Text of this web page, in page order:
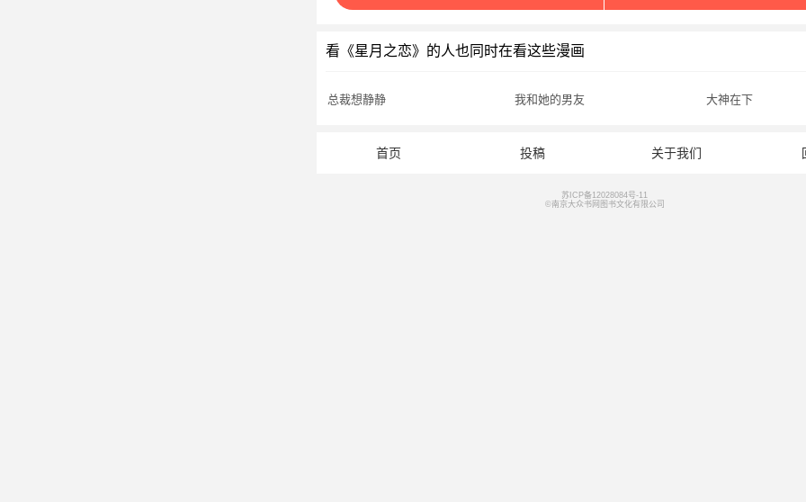
看《星月之恋》的人也同时在看这些漫画
总裁想静静 我和她的男友 大神在下
首页 投稿 关于我们
苏ICP备12028084号-11
©南京大众书网图书文化有限公司